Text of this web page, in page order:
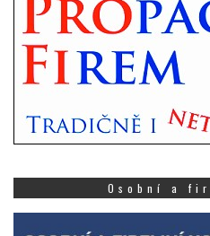
Osobní a